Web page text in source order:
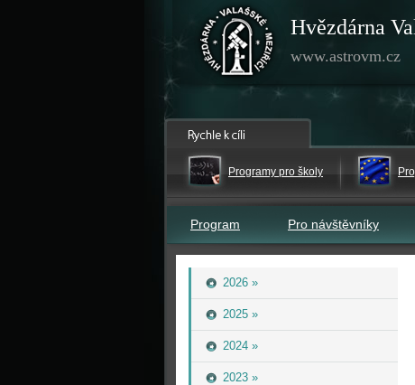
Hvězdárna
www.astrovm.cz
Programy pro školy
Program Pro návštěvníky
2026 »
2025 »
2024 »
2023 »